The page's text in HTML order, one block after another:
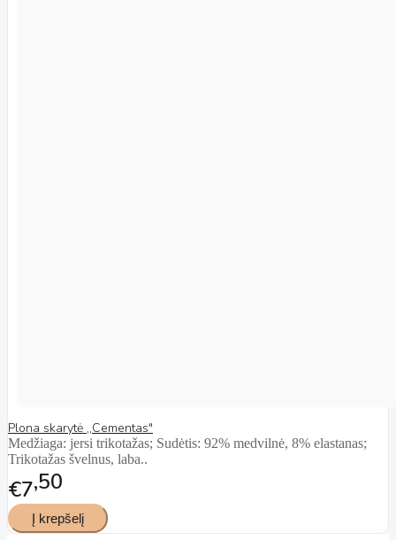
Plona skarytė ,,Cementas"
Medžiaga: jersi trikotažas; Sudėtis: 92% medvilnė, 8% elastanas;
Trikotažas švelnus, laba..
€7 50